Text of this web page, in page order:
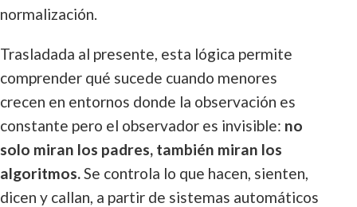
normalización.
Trasladada al presente, esta lógica permite
comprender qué sucede cuando menores
crecen en entornos donde la observación es
constante pero el observador es invisible: no
solo miran los padres, también miran los
algoritmos.Se controla lo que hacen, sienten,
dicen y callan, a partir de sistemas automáticos